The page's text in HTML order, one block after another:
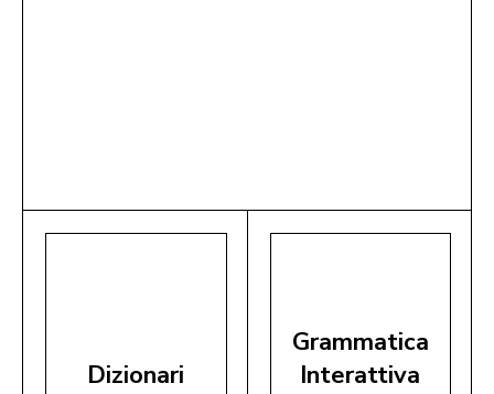
Dizionari
Grammatica
Interattiva